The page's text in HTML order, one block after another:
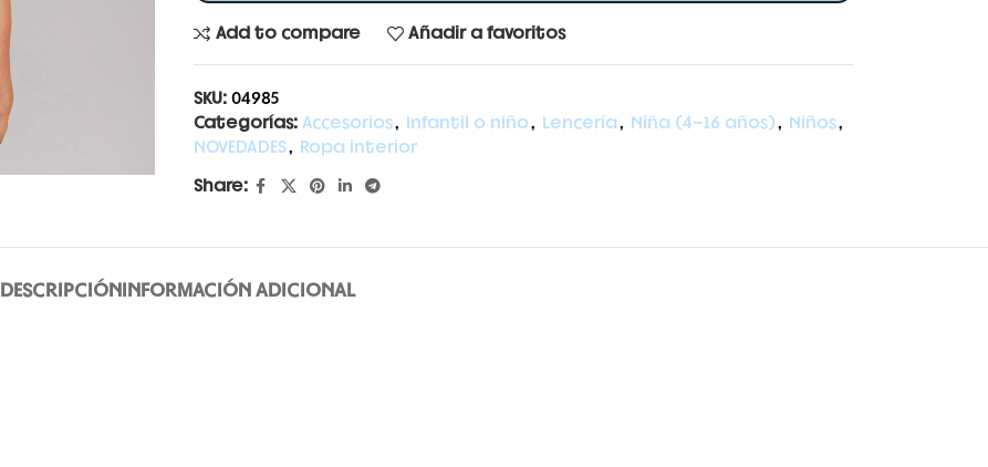
Add to compare Añadir a favoritos
SKU: 04985
Categorías: Accesorios, Infantil o niño, Lencería, Niña (4-16 años), Niños,
NOVEDADES, Ropa interior
Share:
DESCRIPCIÓNINFORMACIÓN ADICIONAL